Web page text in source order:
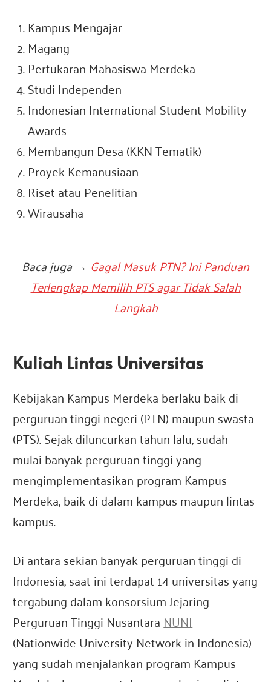
Kampus Mengajar
Magang
Pertukaran Mahasiswa Merdeka
Studi Independen
Indonesian International Student Mobility
Awards
Membangun Desa (KKN Tematik)
Proyek Kemanusiaan
Riset atau Penelitian
Wirausaha
Baca juga → Gagal Masuk PTN? Ini Panduan
Terlengkap Memilih PTS agar Tidak Salah
Langkah
Kuliah Lintas Universitas
Kebijakan Kampus Merdeka berlaku baik di
perguruan tinggi negeri (PTN) maupun swasta
(PTS). Sejak diluncurkan tahun lalu, sudah
mulai banyak perguruan tinggi yang
mengimplementasikan program Kampus
Merdeka, baik di dalam kampus maupun lintas
kampus.
Di antara sekian banyak perguruan tinggi di
Indonesia, saat ini terdapat 14 universitas yang
tergabung dalam konsorsium Jejaring
Perguruan Tinggi Nusantara NUNI
(Nationwide University Network in Indonesia)
yang sudah menjalankan program Kampus